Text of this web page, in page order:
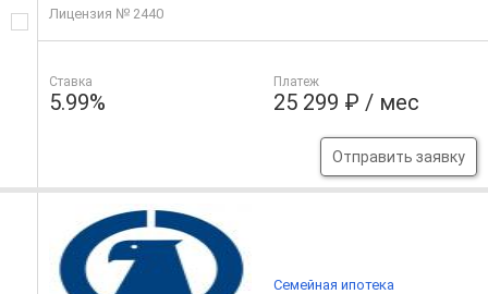
Лицензия № 2440
Ставка
5.99%
Платеж
25 299 ₽ / мес
Отправить заявку
Семейная ипотека